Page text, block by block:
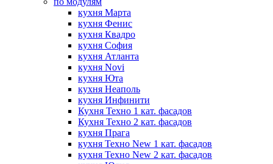
кухня Марта
кухня Фенис
кухня Квадро
кухня София
кухня Атланта
кухня Novi
кухня Юта
кухня Неаполь
кухня Инфинити
Кухня Техно 1 кат. фасадов
Кухня Техно 2 кат. фасадов
кухня Прага
кухня Техно New 1 кат. фасадов
кухня Техно New 2 кат. фасадов